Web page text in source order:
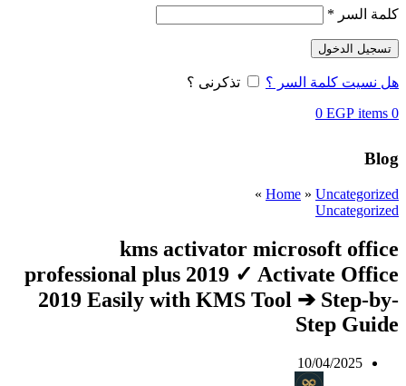
كلمة السر *
تسجيل الدخول
هل نسيت كلمة السر ؟
تذكرنى ؟
0
items
0 EGP
Blog
Home » Uncategorized
»
Uncategorized
kms activator microsoft office
professional plus 2019 ✓ Activate Office
2019 Easily with KMS Tool ➔ Step-by-
Step Guide
10/04/2025